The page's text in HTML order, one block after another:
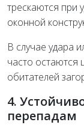
трескаются при
оконной
В случае удара
часто остаются
обитателей
4.
перепадам